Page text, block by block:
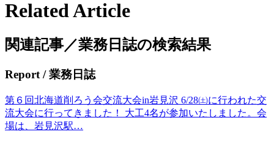
Related Article
関連記事／業務日誌の検索結果
Report/ 業務日誌
第６回北海道削ろう会交流大会in岩見沢 6/28㈯に行われた交
流大会に行ってきました！ 大工4名が参加いたしました。会
場は、岩見沢駅…